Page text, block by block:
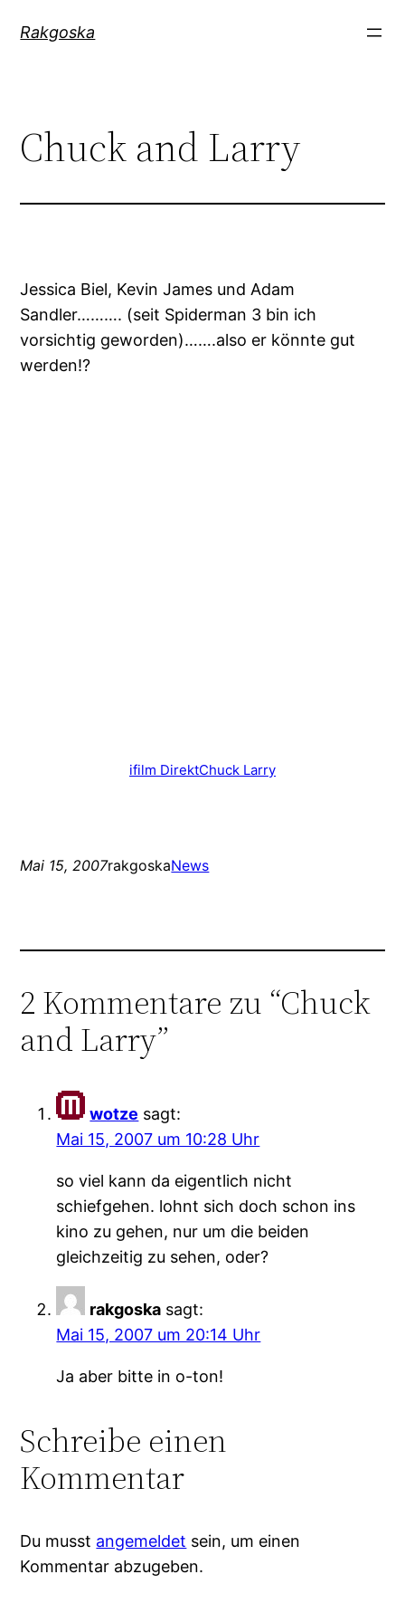
InhaltRakgoska
Chuck and Larry
Jessica Biel, Kevin James und Adam
Sandler………. (seit Spiderman 3 bin ich
vorsichtig geworden)…….also er könnte gut
werden!?
ifilm DirektChuck Larry
Mai 15, 2007rakgoskaNews
2 Kommentare zu “Chuck
and Larry”
wotze sagt:
Mai 15, 2007 um 10:28 Uhr
so viel kann da eigentlich nicht
schiefgehen. lohnt sich doch schon ins
kino zu gehen, nur um die beiden
gleichzeitig zu sehen, oder?
rakgoska sagt:
Mai 15, 2007 um 20:14 Uhr
Ja aber bitte in o-ton!
Schreibe einen
Kommentar
Du musst angemeldet sein, um einen
Kommentar abzugeben.